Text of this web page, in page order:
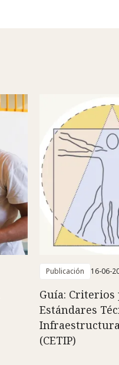
Publicación 16-06-
Guía: Criterios
Estándares
(CETIP)